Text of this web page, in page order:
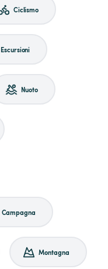
Ciclismo
Escursioni
Nuoto
Campagna
Montagna